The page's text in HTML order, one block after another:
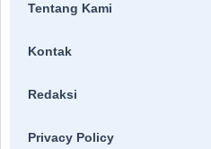
Tentang Kami
Kontak
Redaksi
Privacy Policy